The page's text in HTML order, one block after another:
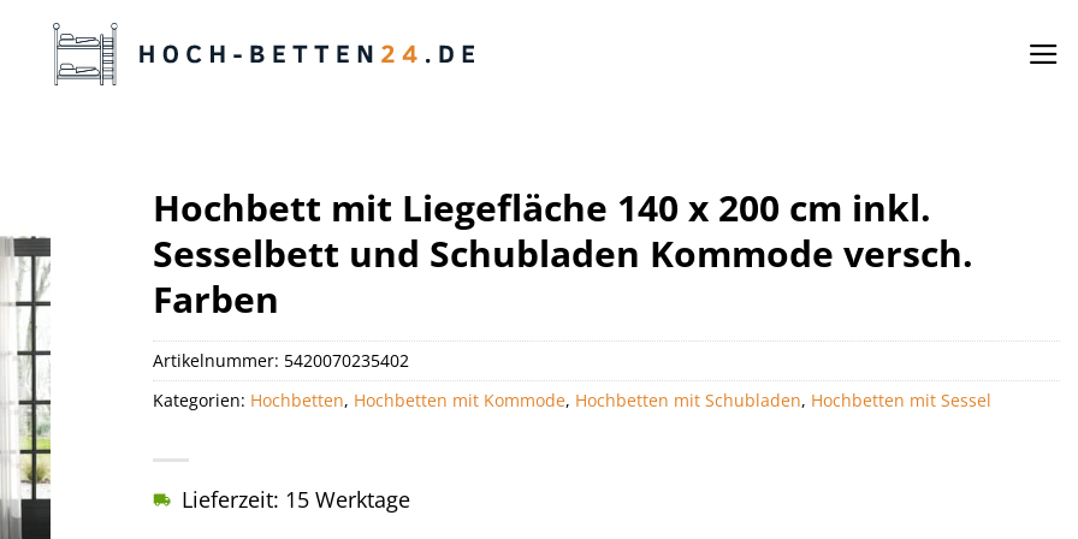
Hochbett mit Liegefläche 140 x 200 cm inkl.
Sesselbett und Schubladen Kommode versch.
Farben
Lieferzeit: 15 Werktage
Artikelnummer: 5420070235402
Kategorien: Hochbetten, Hochbetten mit Kommode, Hochbetten mit Schubladen, Hochbetten mit Sessel